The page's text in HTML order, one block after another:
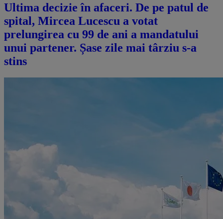
Ultima decizie în afaceri. De pe patul de
spital, Mircea Lucescu a votat
prelungirea cu 99 de ani a mandatului
unui partener. Șase zile mai târziu s-a
stins